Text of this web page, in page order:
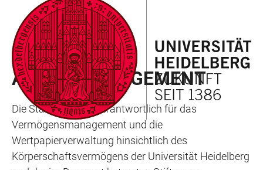
LINKS
ZUR
BARRIEREFREIHEIT
ZUM
HAUPTINHALT
HAUPTNAVIGATION
ÖFFNEN
WEBSEITENSUCHE
ÖFFNEN
STABSSTELLE
ASSET MANAGEMENT
Die Stabsstelle ist verantwortlich für das
Vermögensmanagement und die
Wertpapierverwaltung hinsichtlich des
Körperschaftsvermögens der Universität Heidelberg